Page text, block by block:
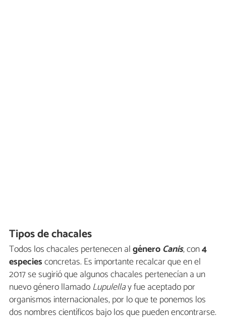
Tipos de chacales
Todos los chacales pertenecen algénero Canis, con4
especiesconcretas. Es importante recalcar que en el
2017 se sugirió que algunos chacales pertenecían a un
nuevo género llamadoLupulellay fue aceptado por
organismos internacionales, por lo que te ponemos los
dos nombres científicos bajo los que pueden encontrarse.